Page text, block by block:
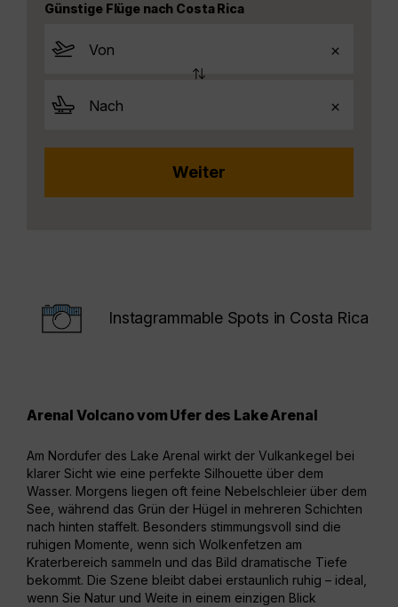
Günstige Flüge nach Costa Rica
Instagrammable Spots in Costa Rica
Arenal Volcano vom Ufer des Lake Arenal
Am Nordufer des Lake Arenal wirkt der Vulkankegel bei
klarer Sicht wie eine perfekte Silhouette über dem
Wasser. Morgens liegen oft feine Nebelschleier über dem
See, während das Grün der Hügel in mehreren Schichten
nach hinten staffelt. Besonders stimmungsvoll sind die
ruhigen Momente, wenn sich Wolkenfetzen am
Kraterbereich sammeln und das Bild dramatische Tiefe
bekommt. Die Szene bleibt dabei erstaunlich ruhig – ideal,
wenn Sie Natur und Weite in einem einzigen Blick